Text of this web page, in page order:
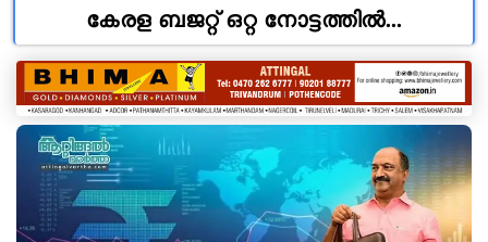
കേരള ബജറ്റ് ഒറ്റ നോട്ടത്തിൽ…